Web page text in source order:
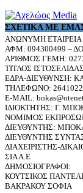
ΣΧΕΤΙΚΆ ΜΕ
ΑΝΩΝΥΜΗ
ΑΦΜ: 094300499 –
ΑΡΙΘΜΟΣ ΓΕΜΗ:
ΤΙΤΛΟΣ
ΕΔΡΑ-ΔΙΕΥΘΥΝΣΗ:
ΤΗΛΕΦΩΝΟ:
E-MAIL:
ΙΔΙΟΚΤΗΤΗΣ: Γ.
ΝΟΜΙΜΟΣ
ΔΙΕΥΘΥΝΤΗΣ:
ΔΙΕΥΘΥΝΤΗΣ
ΔΙΑΧΕΙΡΙΣΤΗΣ-
ΣΙΑ Α.Ε
ΔΗΜΟΣΙΟΓΡΑΦΟΙ:
ΚΟΥΤΣΙΚΟΣ
ΒΑΚΡΑΚΟΥ ΣΟΦΙΑ